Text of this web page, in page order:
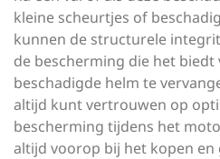
kleine scheurtjes of
kunnen de structurele
de bescherming die het
beschadigde helm te
altijd kunt vertrouwen op
bescherming tijdens het
altijd voorop bij het kopen en